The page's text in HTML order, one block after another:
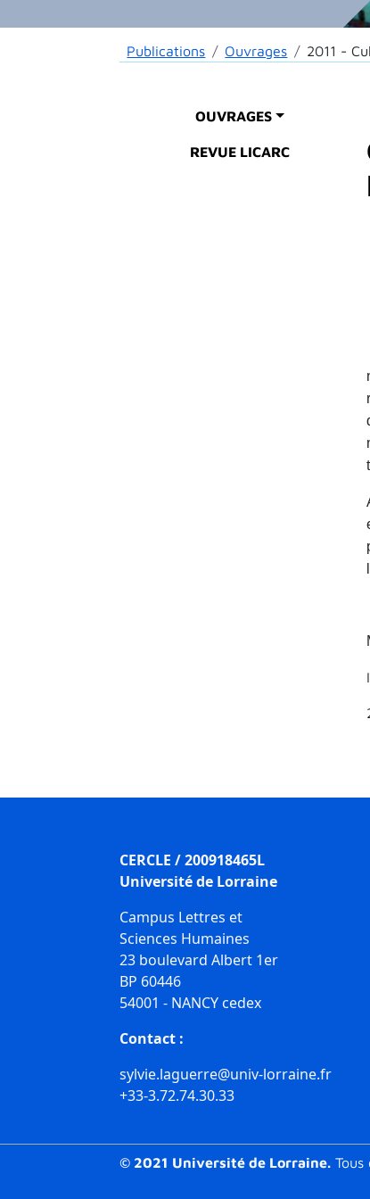
Fil d'Ariane
Publications Ouvrages 2011 -
Main menuOUVRAGES
REVUE LICARC
CERCLE / 200918465L
Université de Lorraine
Campus Lettres et
Sciences Humaines
23 boulevard Albert 1er
BP 60446
54001 - NANCY cedex
Contact :
sylvie.laguerre@univ-lorraine.fr
+33-3.72.74.30.33
© 2021 Université de Lorraine. Tous